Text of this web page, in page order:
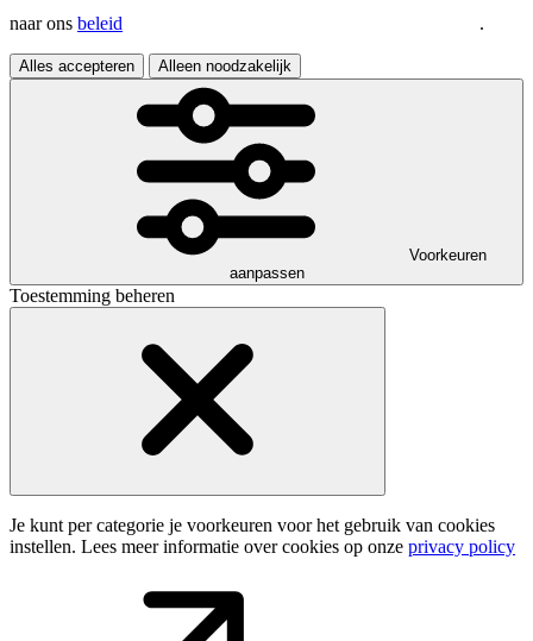
naar ons beleid .
Alles accepteren Alleen noodzakelijk
Voorkeuren
aanpassen
Toestemming beheren
Je kunt per categorie je voorkeuren voor het gebruik van cookies
instellen. Lees meer informatie over cookies op onze privacy policy